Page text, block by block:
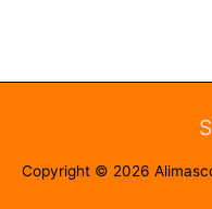
Copyright © 2026